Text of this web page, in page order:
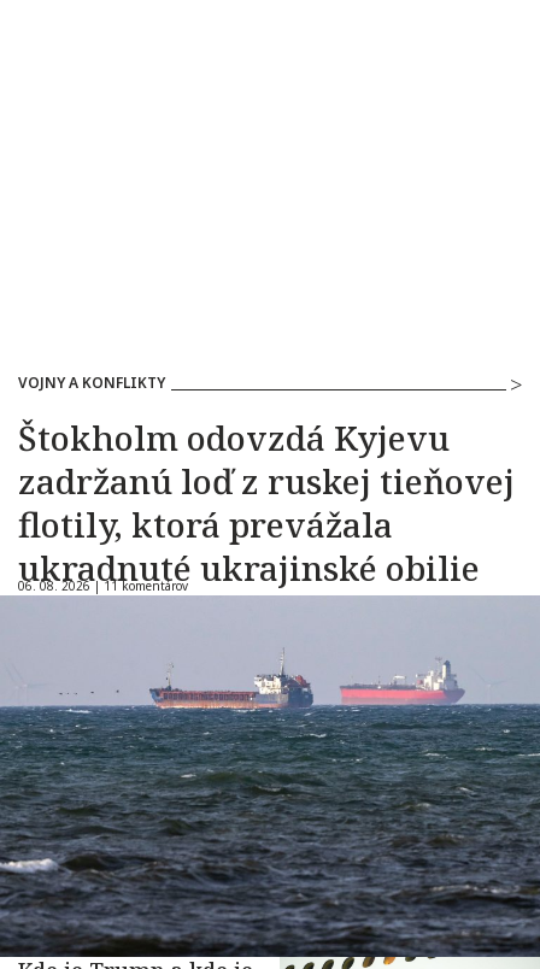
VOJNY A KONFLIKTY
Štokholm odovzdá Kyjevu
zadržanú loď z ruskej tieňovej
flotily, ktorá prevážala
ukradnuté ukrajinské obilie
06. 08. 2026 |11 komentárov